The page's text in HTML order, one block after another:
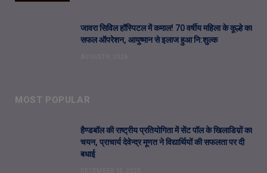
जावरा सिविल हॉस्पिटल में कमाल! 70 वर्षीय महिला के कूल्हे का
सफल ऑपरेशन, आयुष्मान से इलाज हुआ नि:शुल्क
MOST POPULAR
हैण्डबॉल की राष्ट्रीय प्रतियोगिता में सेंट पॉल के खिलाडिय़ों का
चयन, प्राचार्य देवेन्द्र मूणत ने विद्यार्थियों की सफलता पर दी
बधाई